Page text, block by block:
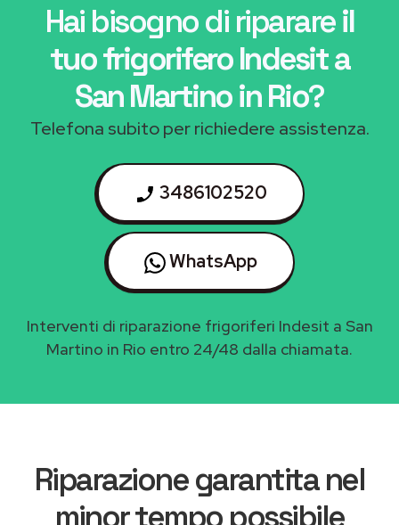
Hai bisogno di riparareil
tuo frigorifero Indesit a
San Martino in Rio?
Telefona subito per richiedere assistenza.
3486102520
WhatsApp
Interventi di riparazione frigoriferi Indesit a San
Martino in Rio entro 24/48 dalla chiamata.
Riparazione garantita nel
minor tempo possibile